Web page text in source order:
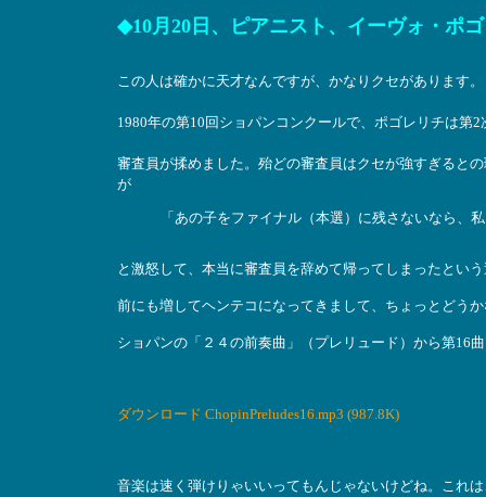
◆10月20日、ピアニスト、イーヴォ・ポ
この人は確かに天才なんですが、かなりクセがあります。
1980年の第10回ショパンコンクールで、ポゴレリチは第
審査員が揉めました。殆どの審査員はクセが強すぎると
が
「あの子をファイナル（本選）に残さないなら、
と激怒して、本当に審査員を辞めて帰ってしまったとい
前にも増してヘンテコになってきまして、ちょっとどう
ショパンの「２４の前奏曲」（プレリュード）から第16
ダウンロード ChopinPreludes16.mp3 (987.8K)
音楽は速く弾けりゃいいってもんじゃないけどね。これ